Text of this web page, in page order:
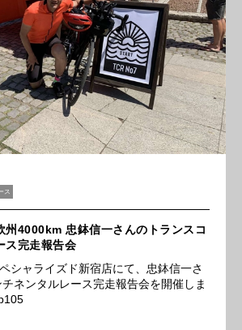
ス
州4000km 忠鉢信一さんのトランスコ
ス完走報告会
シャライズド新宿店にて、忠鉢信一さ
ネンタルレース完走報告会を開催しま